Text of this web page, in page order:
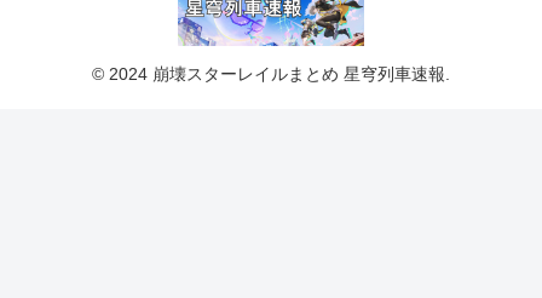
© 2024 崩壊スターレイルまとめ 星穹列車速報.